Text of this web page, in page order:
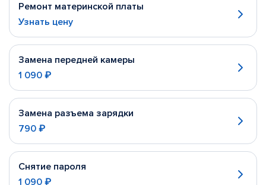
Ремонт материнской платы
Узнать цену
Замена передней камеры
1 090 ₽
Замена разъема зарядки
790 ₽
Снятие пароля
1 090 ₽